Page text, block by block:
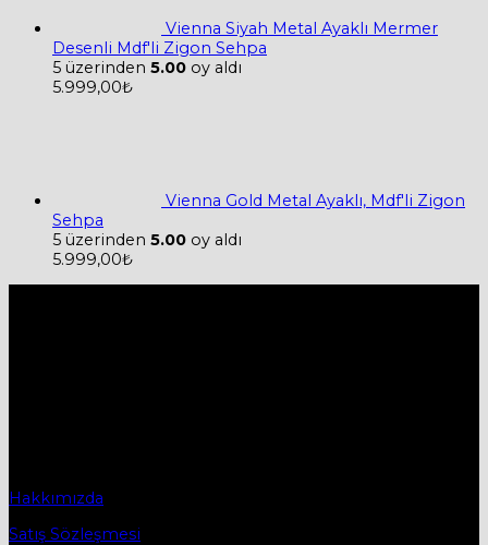
Vienna Siyah Metal Ayaklı Mermer
Desenli Mdf'li Zigon Sehpa
5 üzerinden 5.00 oy aldı
5.999,00₺
Vienna Gold Metal Ayaklı, Mdf'li Zigon
Sehpa
5 üzerinden 5.00 oy aldı
5.999,00₺
Hakkımızda
Satış Sözleşmesi